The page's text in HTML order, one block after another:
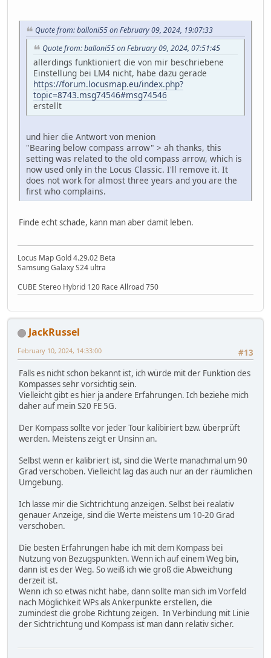
Quote from: balloni55 on February 09, 2024, 19:07:33
Quote from: balloni55 on February 09, 2024, 07:51:45
allerdings funktioniert die von mir beschriebene
Einstellung bei LM4 nicht, habe dazu gerade
https://forum.locusmap.eu/index.php?
topic=8743.msg74546#msg74546
erstellt
und hier die Antwort von menion
"Bearing below compass arrow" > ah thanks, this
setting was related to the old compass arrow, which is
now used only in the Locus Classic. I'll remove it. It
does not work for almost three years and you are the
first who complains.
Finde echt schade, kann man aber damit leben.
Locus Map Gold 4.29.02 Beta
Samsung Galaxy S24 ultra
CUBE Stereo Hybrid 120 Race Allroad 750
JackRussel
#13
February 10, 2024, 14:33:00
Falls es nicht schon bekannt ist, ich würde mit der Funktion des
Kompasses sehr vorsichtig sein.
Vielleicht gibt es hier ja andere Erfahrungen. Ich beziehe mich
daher auf mein S20 FE 5G.
Der Kompass sollte vor jeder Tour kalibiriert bzw. überprüft
werden. Meistens zeigt er Unsinn an.
Selbst wenn er kalibriert ist, sind die Werte manachmal um 90
Grad verschoben. Vielleicht lag das auch nur an der räumlichen
Umgebung.
Ich lasse mir die Sichtrichtung anzeigen. Selbst bei realativ
genauer Anzeige, sind die Werte meistens um 10-20 Grad
verschoben.
Die besten Erfahrungen habe ich mit dem Kompass bei
Nutzung von Bezugspunkten. Wenn ich auf einem Weg bin,
dann ist es der Weg. So weiß ich wie groß die Abweichung
derzeit ist.
Wenn ich so etwas nicht habe, dann sollte man sich im Vorfeld
nach Möglichkeit WPs als Ankerpunkte erstellen, die
zumindest die grobe Richtung zeigen. In Verbindung mit Linie
der Sichtrichtung und Kompass ist man dann relativ sicher.